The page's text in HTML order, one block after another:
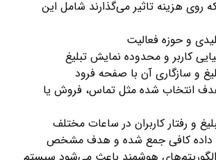
روی هزینه تاثیر می‌گذارند شامل این
انتخاب شده مثل تماس، فروش یا
داده کافی جمع شده و هدف مشخص
الگوریتم‌های هوشمند باعث می‌شود سیستم